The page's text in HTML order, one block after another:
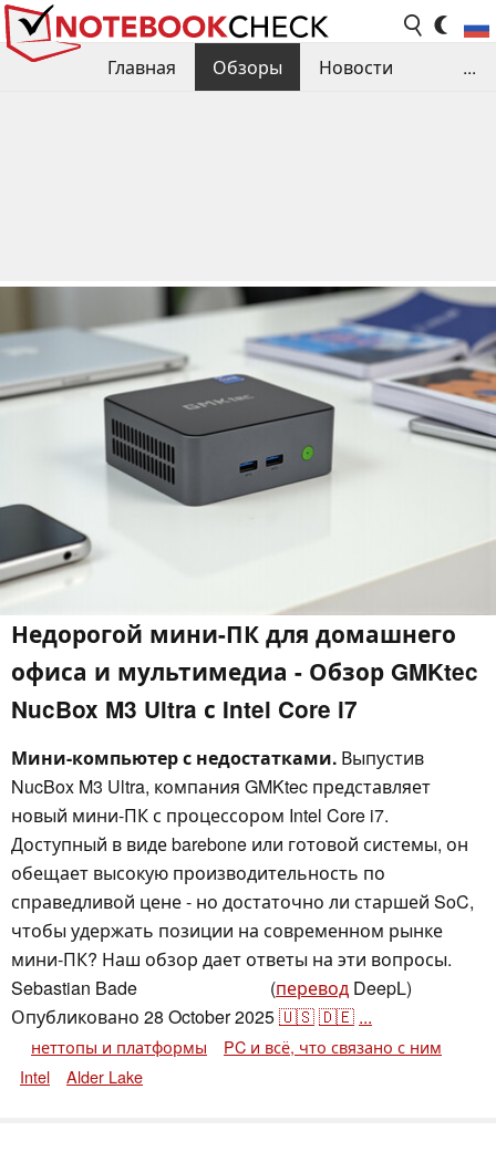
Главная Обзоры
Новости
...
Недорогой мини-ПК для домашнего
офиса и мультимедиа - Обзор GMKtec
NucBox M3 Ultra с Intel Core i7
Мини-компьютер с недостатками. Выпустив
NucBox M3 Ultra, компания GMKtec представляет
новый мини-ПК с процессором Intel Core i7.
Доступный в виде barebone или готовой системы, он
обещает высокую производительность по
справедливой цене - но достаточно ли старшей SoC,
чтобы удержать позиции на современном рынке
мини-ПК? Наш обзор дает ответы на эти вопросы.
Sebastian Bade
(перевод DeepL)
Опубликовано 28 October 2025🇺🇸🇩🇪 ...
неттопы и платформы
PC и всё, что связано с ним
Intel
Alder Lake